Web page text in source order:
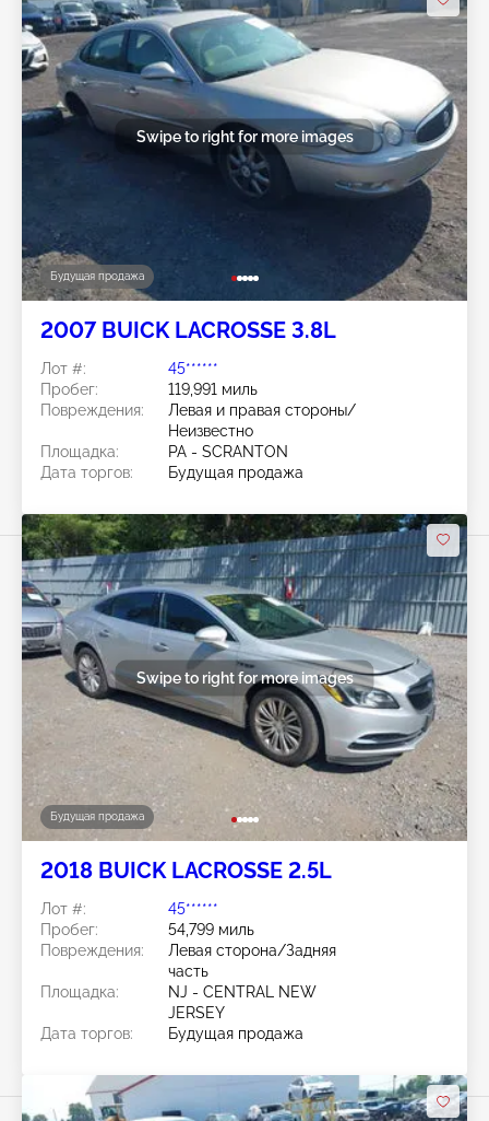
Будущая продажа
Swipe to right for more images
2007 BUICK LACROSSE 3.8L
Лот #:
45******
Пробег:
119,991 миль
Повреждения:
Левая и правая стороны/
Неизвестно
Площадка:
PA - SCRANTON
Дата торгов:
Будущая продажа
Будущая продажа
Swipe to right for more images
2018 BUICK LACROSSE 2.5L
Лот #:
45******
Пробег:
54,799 миль
Повреждения:
Левая сторона/Задняя
часть
Площадка:
NJ - CENTRAL NEW
JERSEY
Дата торгов:
Будущая продажа